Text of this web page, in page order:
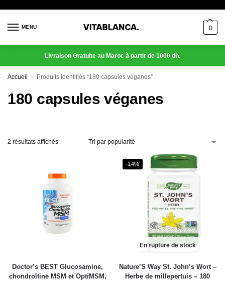
MENU 0
Livraison Gratuite au Maroc à partir de 1000 dh.
Accueil / Produits identifiés “180 capsules véganes”
180 capsules véganes
2 résultats affichés
Doctor’s BEST Glucosamine,
chondroïtine MSM et OptiMSM,
-14%
En rupture de stock
Nature’S Way St. John’s Wort –
Herbe de millepertuis – 180